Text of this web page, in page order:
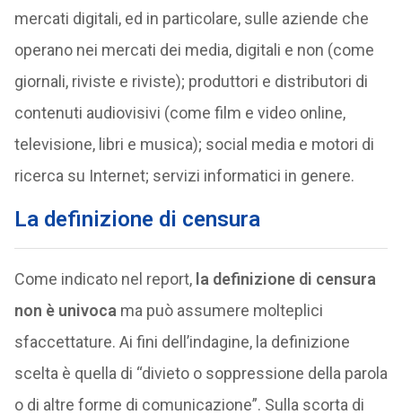
mercati digitali, ed in particolare, sulle aziende che
operano nei mercati dei media, digitali e non (come
giornali, riviste e riviste); produttori e distributori di
contenuti audiovisivi (come film e video online,
televisione, libri e musica); social media e motori di
ricerca su Internet; servizi informatici in genere.
La definizione di censura
Come indicato nel report,la definizione di censura
non è univoca ma può assumere molteplici
sfaccettature. Ai fini dell’indagine, la definizione
scelta è quella di “divieto o soppressione della parola
o di altre forme di comunicazione”. Sulla scorta di